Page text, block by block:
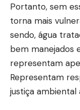
Portanto, sem
torna mais
sendo, água
bem manejados
representam
Representam
justiça ambiental